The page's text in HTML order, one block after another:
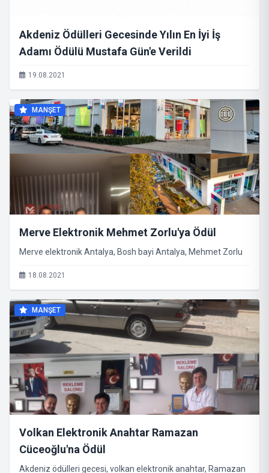
Akdeniz Ödülleri Gecesinde Yılın En İyi İş
Adamı Ödülü Mustafa Gün'e Verildi
19.08.2021
MANŞET
Merve Elektronik Mehmet Zorlu'ya Ödül
Merve elektronik Antalya, Bosh bayi Antalya, Mehmet Zorlu
18.08.2021
MANŞET
Volkan Elektronik Anahtar Ramazan
Cüceoğlu'na Ödül
Akdeniz ödülleri gecesi, volkan elektronik anahtar, Ramazan